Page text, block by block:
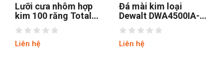
Lưỡi cưa nhôm hợp
kim 100 răng Total
TAC2337210 254mm
Liên hệ
Đá mài kim loại
Dewalt DWA4500IA-
B1 100x6x16mm
Liên hệ